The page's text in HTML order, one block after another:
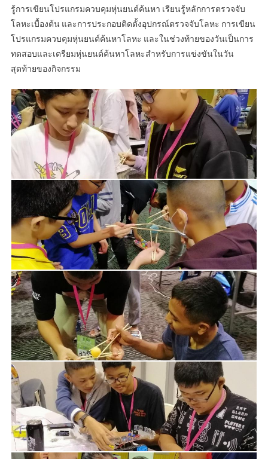
รู้การเขียนโปรแกรมควบคุมหุ่นยนต์ค้นหา เรียนรู้หลักการตรวจจับ
โลหะเบื้องต้น และการประกอบติดตั้งอุปกรณ์ตรวจจับโลหะ การเขียน
โปรแกรมควบคุมหุ่นยนต์ค้นหาโลหะ และในช่วงท้ายของวันเป็นการ
ทดสอบและเตรียมหุ่นยนต์ค้นหาโลหะสำหรับการแข่งขันในวัน
สุดท้ายของกิจกรรม